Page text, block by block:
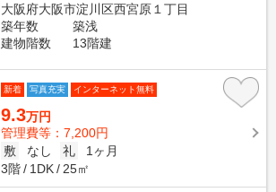
大阪府大阪市淀川区西宮原１丁目
築年数
築浅
建物階数
13階建
新着 写真充実 インターネット無料
9.3万円
管理費等：7,200円
敷
なし 礼
1ヶ月
3階
1DK 25㎡